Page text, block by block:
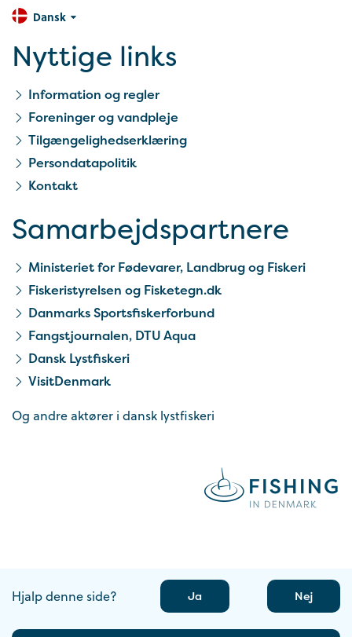
Dansk
Nyttige links
Information og regler
Foreninger og vandpleje
Tilgængelighedserklæring
Persondatapolitik
Kontakt
Samarbejds­partnere
Ministeriet for Fødevarer, Landbrug og Fiskeri
Fiskeristyrelsen og Fisketegn.dk
Danmarks Sportsfiskerforbund
Fangstjournalen, DTU Aqua
Dansk Lystfiskeri
VisitDenmark
Og andre aktører i dansk lystfiskeri
Hjalp denne side? Ja Nej